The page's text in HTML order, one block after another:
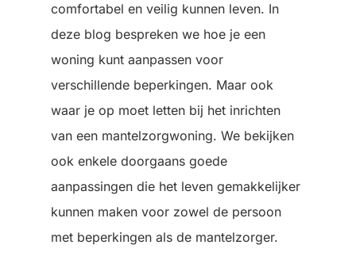
comfortabel en veilig kunnen leven. In
deze blog bespreken we hoe je een
woning kunt aanpassen voor
verschillende beperkingen. Maar ook
waar je op moet letten bij het inrichten
van een mantelzorgwoning. We bekijken
ook enkele doorgaans goede
aanpassingen die het leven gemakkelijker
kunnen maken voor zowel de persoon
met beperkingen als de mantelzorger.